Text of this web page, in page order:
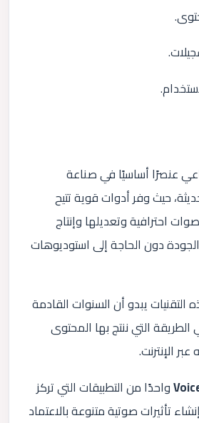
عنصرًا أساسيًا في صناعة
حيث وفر أدوات قوية تتيح
احترافية وتعديلها وإنتاج
دون الحاجة إلى استوديوهات
التقنيات يبدو أن السنوات القادمة
التي ننتج بها المحتوى
الإنترنت.
واحدًا من التطبيقات التي تركز
تأثيرات صوتية متنوعة بالاعتماد